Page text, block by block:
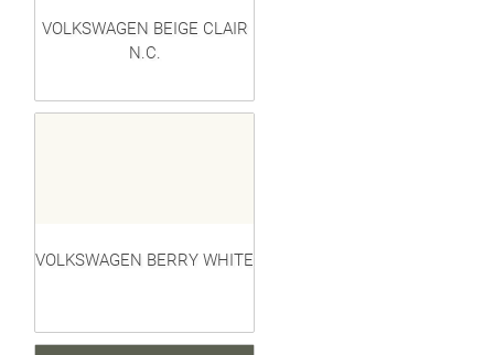
VOLKSWAGEN BEIGE CLAIR
N.C.
VOLKSWAGEN BERRY WHITE